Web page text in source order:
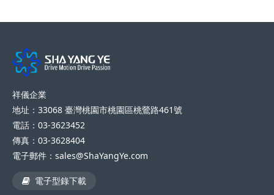
祥儀企業
地址：33068 臺灣桃園市桃園區桃鶯路461號
電話：03-3623452
傳真：03-3628404
電子郵件：sales@ShaYangYe.com
電子型錄下載